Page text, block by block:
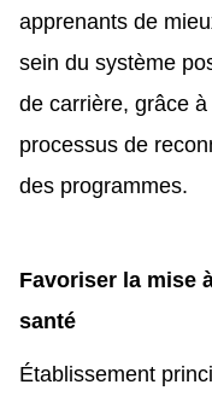
apprenants de
sein du système
de carrière, grâce
processus de
des programmes.
Favoriser la mise
santé
Établissement